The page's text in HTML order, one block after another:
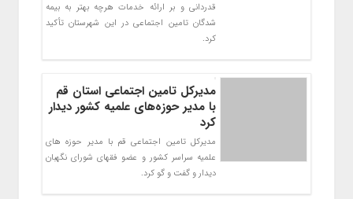
قدردانی و بر ارائه خدمات هرچه بهتر به بیمه
شدگان تامین اجتماعی در این شهرستان تأکید
کرد.
مدیرکل تامین اجتماعی استان قم
با مدیر حوزه‌های علمیه کشور دیدار
کرد
مدیرکل تامین اجتماعی قم با مدیر حوزه های
علمیه سراسر کشور و عضو فقهای شورای نگهبان
دیدار و گفت و گو کرد.